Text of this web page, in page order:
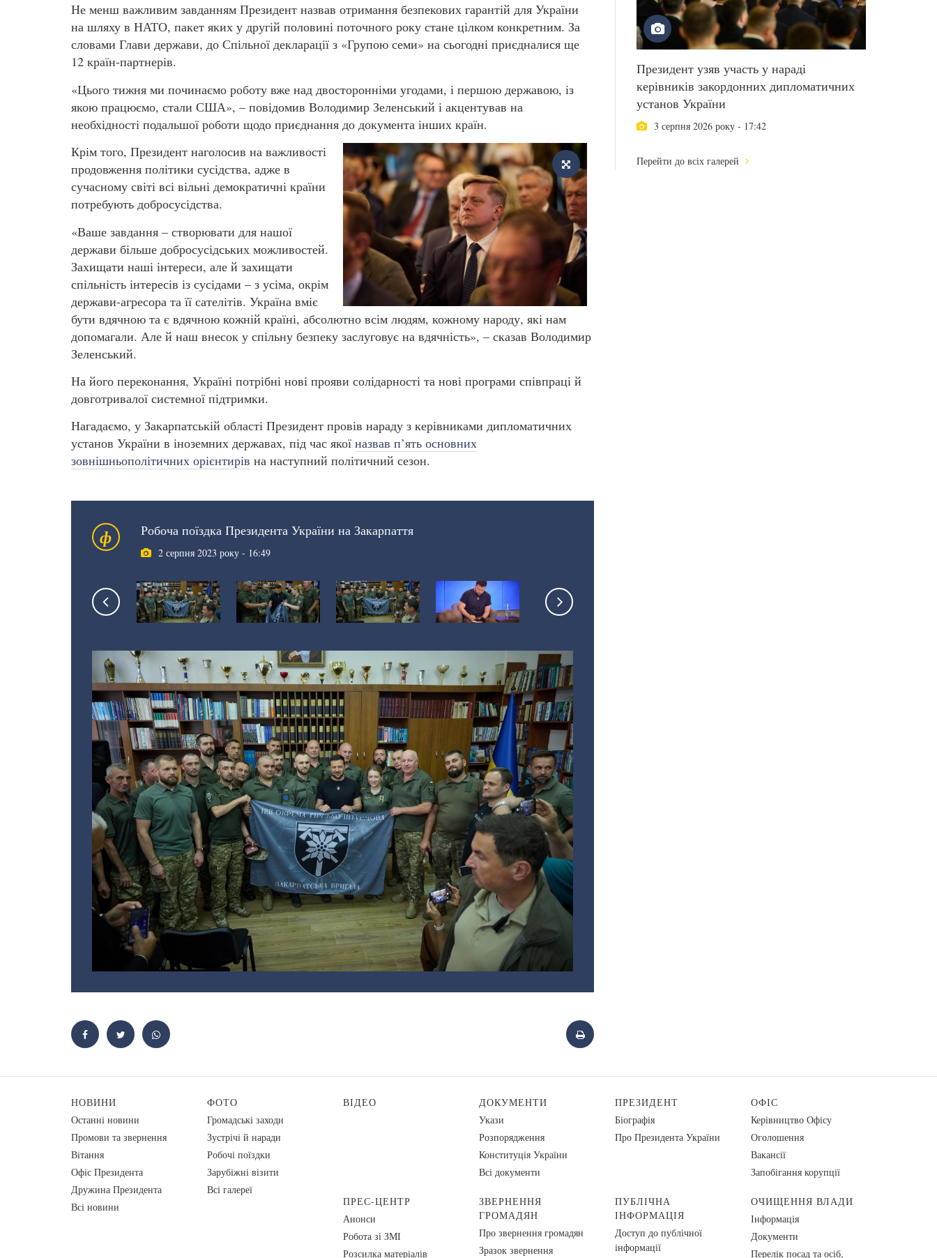
Президент узяв участь у нараді
керівників закордонних дипломатичних
установ України
3 серпня 2026 року - 17:42
Перейти до всіх галерей
Не менш важливим завданням Президент назвав отримання безпекових гарантій для України
на шляху в НАТО, пакет яких у другій половині поточного року стане цілком конкретним. За
словами Глави держави, до Спільної декларації з «Групою семи» на сьогодні приєдналися ще
12 країн-партнерів.
«Цього тижня ми починаємо роботу вже над двосторонніми угодами, і першою державою, із
якою працюємо, стали США», – повідомив Володимир Зеленський і акцентував на
необхідності подальшої роботи щодо приєднання до документа інших країн.
Крім того, Президент наголосив на важливості
продовження політики сусідства, адже в
сучасному світі всі вільні демократичні країни
потребують добросусідства.
«Ваше завдання – створювати для нашої
держави більше добросусідських можливостей.
Захищати наші інтереси, але й захищати
спільність інтересів із сусідами – з усіма, окрім
держави-агресора та її сателітів. Україна вміє
бути вдячною та є вдячною кожній країні, абсолютно всім людям, кожному народу, які нам
допомагали. Але й наш внесок у спільну безпеку заслуговує на вдячність», – сказав Володимир
Зеленський.
На його переконання, Україні потрібні нові прояви солідарності та нові програми співпраці й
довготривалої системної підтримки.
Нагадаємо, у Закарпатській області Президент провів нараду з керівниками дипломатичних
установ України в іноземних державах, під час якої назвав п’ять основних
зовнішньополітичних орієнтирів на наступний політичний сезон.
ф Робоча поїздка Президента України на Закарпаття
2 серпня 2023 року - 16:49
НОВИНИ
Останні новини
Промови та звернення
Вiтання
Офіс Президента
Дружина Президента
Всі новини
ФОТО
Громадські заходи
Зустрічі й наради
Робочі поїздки
Зарубіжні візити
Всі галереї
ВІДЕО
ДОКУМЕНТИ
Укази
Розпорядження
Конституція України
Всі документи
ПРЕЗИДЕНТ
Біографія
Про Президента України
ОФІС
Керівництво Офісу
Оголошення
Вакансії
Запобігання корупції
ПРЕС-ЦЕНТР
Анонси
Робота зі ЗМІ
Розсилка матеріалів
ЗВЕРНЕННЯ
ГРОМАДЯН
Про звернення громадян
Зразок звернення
ПУБЛІЧНА
ІНФОРМАЦІЯ
Доступ до публічної
інформації
ОЧИЩЕННЯ ВЛАДИ
Інформація
Документи
Перелік посад та осіб,